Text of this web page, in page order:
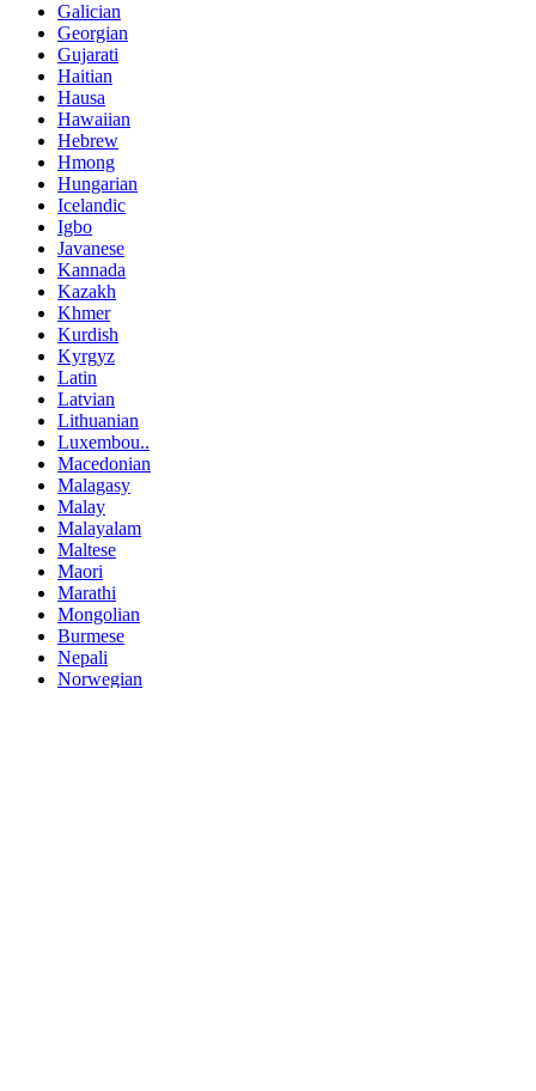
Galician
Georgian
Gujarati
Haitian
Hausa
Hawaiian
Hebrew
Hmong
Hungarian
Icelandic
Igbo
Javanese
Kannada
Kazakh
Khmer
Kurdish
Kyrgyz
Latin
Latvian
Lithuanian
Luxembou..
Macedonian
Malagasy
Malay
Malayalam
Maltese
Maori
Marathi
Mongolian
Burmese
Nepali
Norwegian